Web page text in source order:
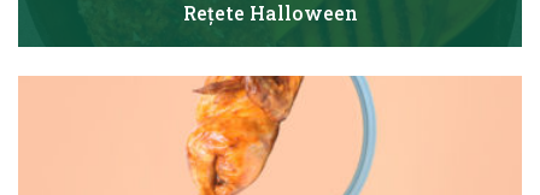
Rețete Halloween